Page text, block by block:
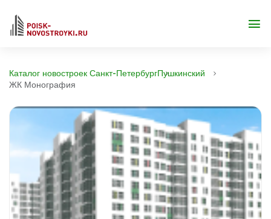
Каталог новостроек Санкт-ПетербургПушкинский
ЖК Монография